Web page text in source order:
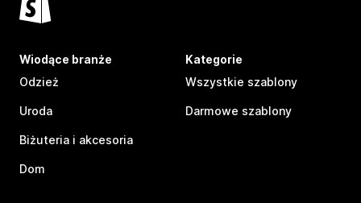
Wiodące branże
Odzież
Uroda
Biżuteria i akcesoria
Dom
Kategorie
Wszystkie szablony
Darmowe szablony